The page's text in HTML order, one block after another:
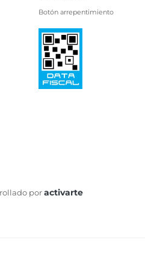
Botón arrepentimiento
por activarte